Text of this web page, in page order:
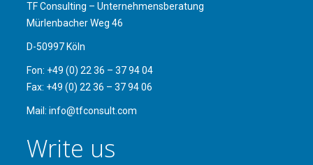
TF Consulting – Unternehmensberatung
Mürlenbacher Weg 46
D-50997 Köln
Fon: +49 (0) 22 36 – 37 94 04
Fax: +49 (0) 22 36 – 37 94 06
Mail: info@tfconsult.com
Write us